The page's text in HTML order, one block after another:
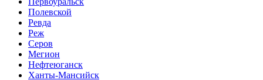
Полевской
Ревда
Реж
Серов
Мегион
Нефтеюганск
Ханты-Мансийск